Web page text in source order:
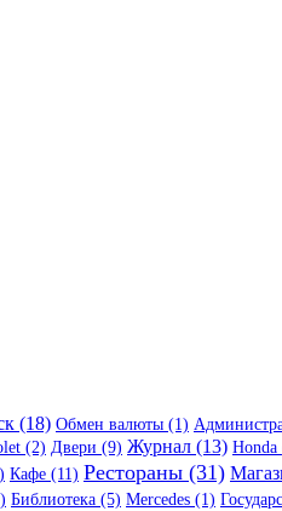
(18) Обмен валюты (1)
(2) Двери (9) Журнал (13) Honda
Кафе (11) Рестораны (31)
Библиотека (5) Mercedes (1)